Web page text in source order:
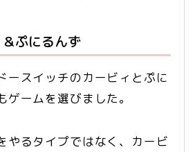
ぷにるんず
ースイッチのカービィとぷに
ゲームを選びました。
やるタイプではなく、カービ